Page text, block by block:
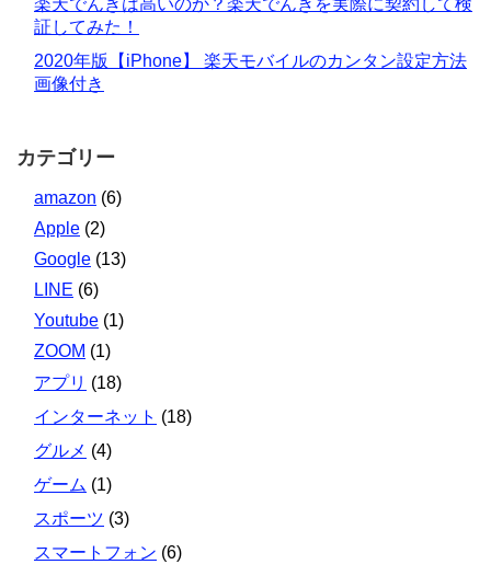
楽天でんきは高いのか？楽天でんきを実際に契約して検
証してみた！
2020年版【iPhone】 楽天モバイルのカンタン設定方法
画像付き
カテゴリー
amazon (6)
Apple (2)
Google (13)
LINE (6)
Youtube (1)
ZOOM (1)
アプリ (18)
インターネット (18)
グルメ (4)
ゲーム (1)
スポーツ (3)
スマートフォン (6)